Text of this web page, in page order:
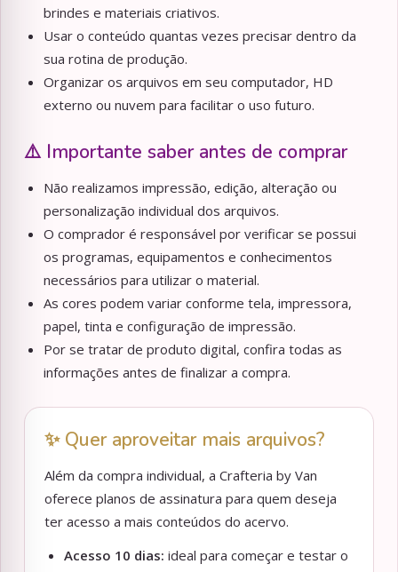
brindes e materiais criativos.
Usar o conteúdo quantas vezes precisar dentro da
sua rotina de produção.
Organizar os arquivos em seu computador, HD
externo ou nuvem para facilitar o uso futuro.
⚠️ Importante saber antes de comprar
Não realizamos impressão, edição, alteração ou
personalização individual dos arquivos.
O comprador é responsável por verificar se possui
os programas, equipamentos e conhecimentos
necessários para utilizar o material.
As cores podem variar conforme tela, impressora,
papel, tinta e configuração de impressão.
Por se tratar de produto digital, confira todas as
informações antes de finalizar a compra.
✨ Quer aproveitar mais arquivos?
Além da compra individual, a Crafteria by Van
oferece planos de assinatura para quem deseja
ter acesso a mais conteúdos do acervo.
Acesso 10 dias: ideal para começar e testar o